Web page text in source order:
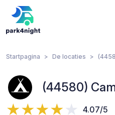
Startpagina De locaties
(44580)
4.07/5